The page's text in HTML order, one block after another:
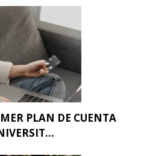
PLAN DE CUENTA